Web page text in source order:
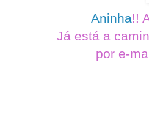
Aninha!!
Já está a
por e-